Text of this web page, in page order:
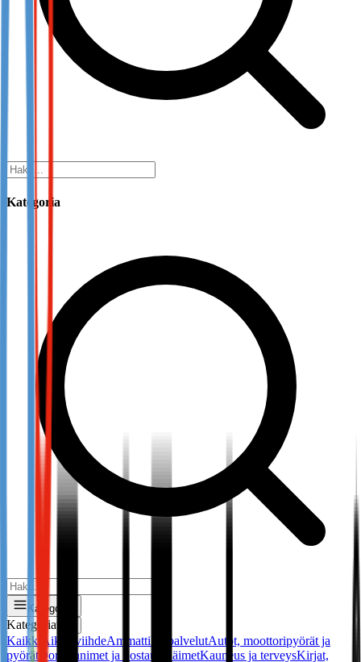
Kategoria
Kategoriat
Kategoriat
Kaikki AikuisviihdeAmmattilaispalvelutAutot, moottoripyörät ja
pyörät Domainnimet ja hostaus EläimetKauneus ja terveysKirjat,